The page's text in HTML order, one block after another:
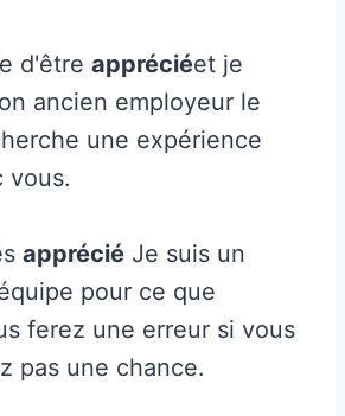
d'être appréciéet je
ancien employeur le
une expérience
vous.
apprécié Je suis un
pour ce que
ferez une erreur si vous
pas une chance.